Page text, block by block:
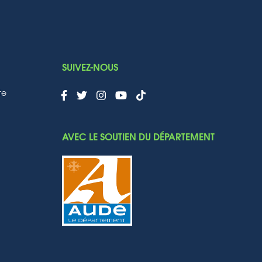
SUIVEZ-NOUS
AVEC LE SOUTIEN DU DÉPARTEMENT